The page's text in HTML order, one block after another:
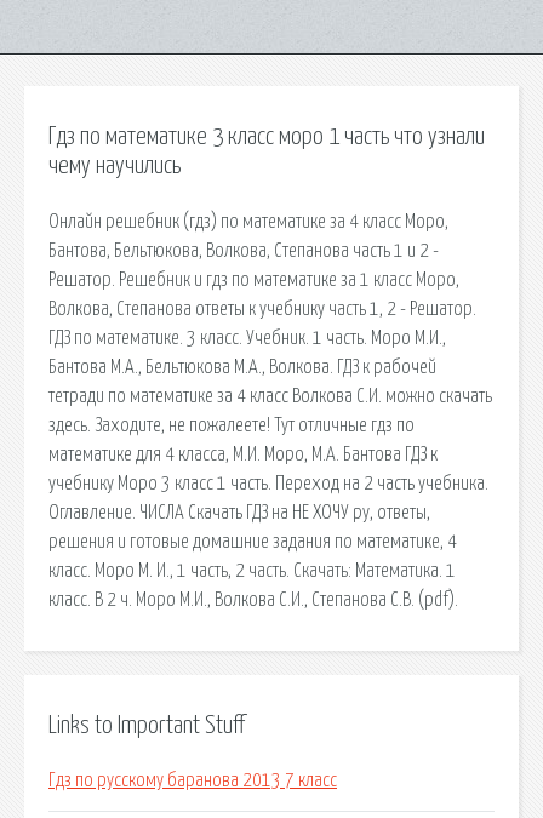
Гдз по математике 3 класс моро 1 часть что узнали
чему научились
Онлайн решебник (гдз) по математике за 4 класс Моро,
Бантова, Бельтюкова, Волкова, Степанова часть 1 и 2 -
Решатор. Решебник и гдз по математике за 1 класс Моро,
Волкова, Степанова ответы к учебнику часть 1, 2 - Решатор.
ГДЗ по математике. 3 класс. Учебник. 1 часть. Моро М.И.,
Бантова М.А., Бельтюкова М.А., Волкова. ГДЗ к рабочей
тетради по математике за 4 класс Волкова С.И. можно скачать
здесь. Заходите, не пожалеете! Тут отличные гдз по
математике для 4 класса, М.И. Моро, М.А. Бантова ГДЗ к
учебнику Моро 3 класс 1 часть. Переход на 2 часть учебника.
Оглавление. ЧИСЛА Скачать ГДЗ на НЕ ХОЧУ ру, ответы,
решения и готовые домашние задания по математике, 4
класс. Моро М. И., 1 часть, 2 часть. Скачать: Математика. 1
класс. В 2 ч. Моро М.И., Волкова С.И., Степанова С.В. (pdf).
Links to Important Stuff
Гдз по русскому баранова 2013 7 класс